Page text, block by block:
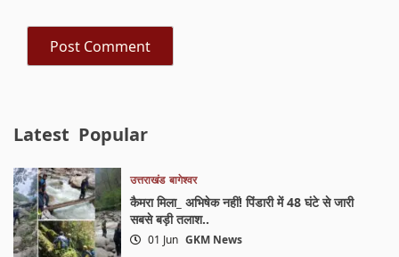
Latest Popular
उत्तराखंड बागेश्वर
कैमरा मिला_ अभिषेक नहीं! पिंडारी में 48 घंटे से जारी
सबसे बड़ी तलाश..
01 Jun GKM News